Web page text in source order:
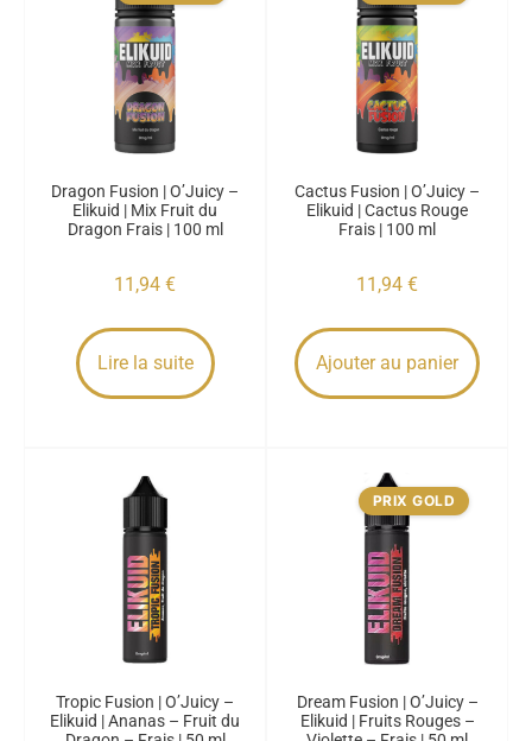
Dragon Fusion | O’Juicy –
Elikuid | Mix Fruit du
Dragon Frais | 100 ml
11,94 €
Lire la suite
Cactus Fusion | O’Juicy –
Elikuid | Cactus Rouge
Frais | 100 ml
11,94 €
Ajouter au panier
Tropic Fusion | O’Juicy –
Elikuid | Ananas – Fruit du
PRIX GOLD
Dream Fusion | O’Juicy –
Elikuid | Fruits Rouges –